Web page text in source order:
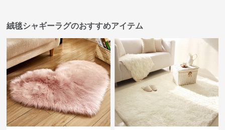
絨毯シャギーラグのおすすめアイテム